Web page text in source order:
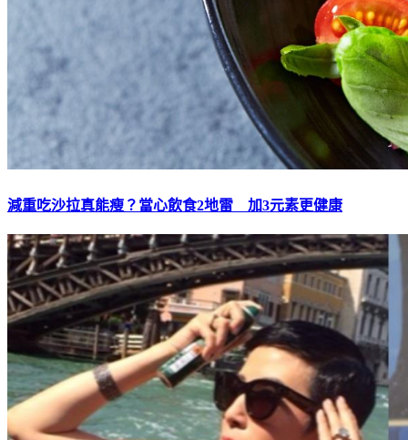
減重吃沙拉真能瘦？當心飲食2地雷 加3元素更健康